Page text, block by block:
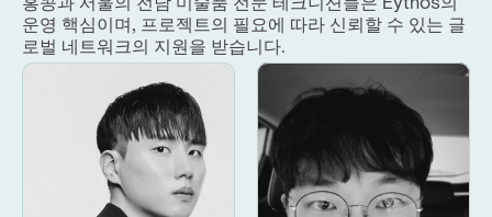
운영 핵심이며, 프로젝트의 필요에 따라 신뢰할 수 있는 글
로벌 네트워크의 지원을 받습니다.